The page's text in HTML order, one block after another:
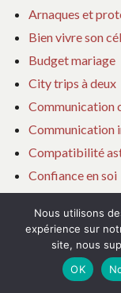
Arnaques et
Bien vivre son
Budget mariage
City trips à deux
Communication
Communication
Compatibilité
Confiance en soi
Couple et
Dépendance
Désir et libido
Nous utilisons
expérience sur
site, nous
OK